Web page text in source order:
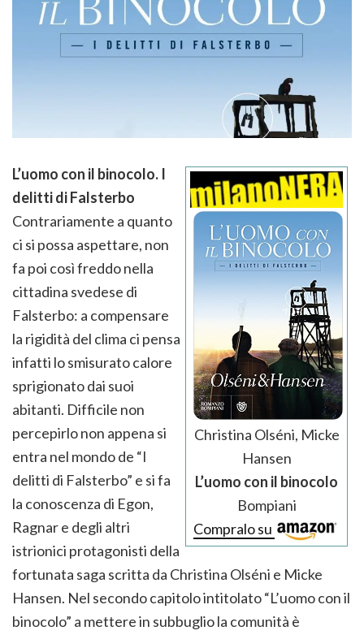
Christina Olséni, Micke
Hansen
L’uomo con il binocolo
Bompiani
Compralo su
L’uomo con il binocolo. I
delitti di Falsterbo
Contrariamente a quanto
ci si possa aspettare, non
fa poi così freddo nella
cittadina svedese di
Falsterbo: a compensare
la rigidità del clima ci pensa
infatti lo smisurato calore
sprigionato dai suoi
abitanti. Difficile non
percepirlo non appena si
entra nel mondo de “I
delitti di Falsterbo” e si fa
la conoscenza di Egon,
Ragnar e degli altri
istrionici protagonisti della
fortunata saga scritta da Christina Olséni e Micke
Hansen. Nel secondo capitolo intitolato “L’uomo con il
binocolo” a mettere in subbuglio la comunità è